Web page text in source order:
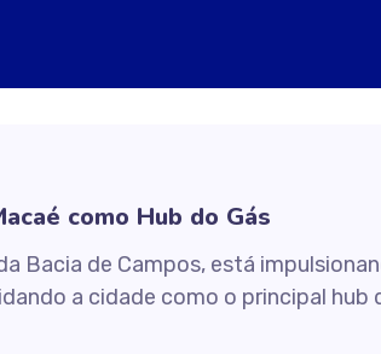
como Hub do Gás
Bacia de Campos, está
a cidade como o principal hub